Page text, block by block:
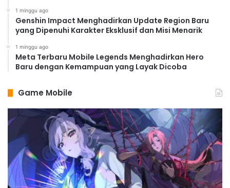
1 minggu ago
Genshin Impact Menghadirkan Update Region Baru
yang Dipenuhi Karakter Eksklusif dan Misi Menarik
1 minggu ago
Meta Terbaru Mobile Legends Menghadirkan Hero
Baru dengan Kemampuan yang Layak Dicoba
Game Mobile